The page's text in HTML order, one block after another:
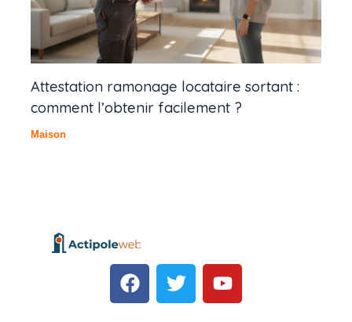
Attestation ramonage locataire sortant :
comment l’obtenir facilement ?
Maison
F
a
T
w
Y
o